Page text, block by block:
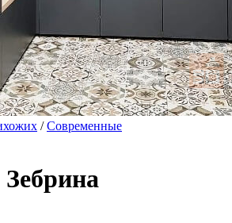
/Современные